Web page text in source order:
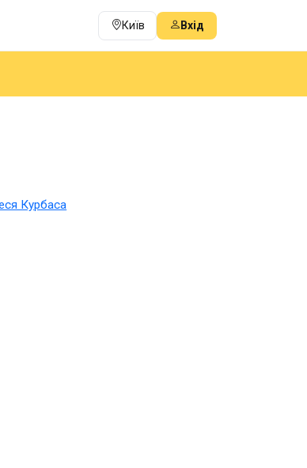
Київ Вхід
Курбаса